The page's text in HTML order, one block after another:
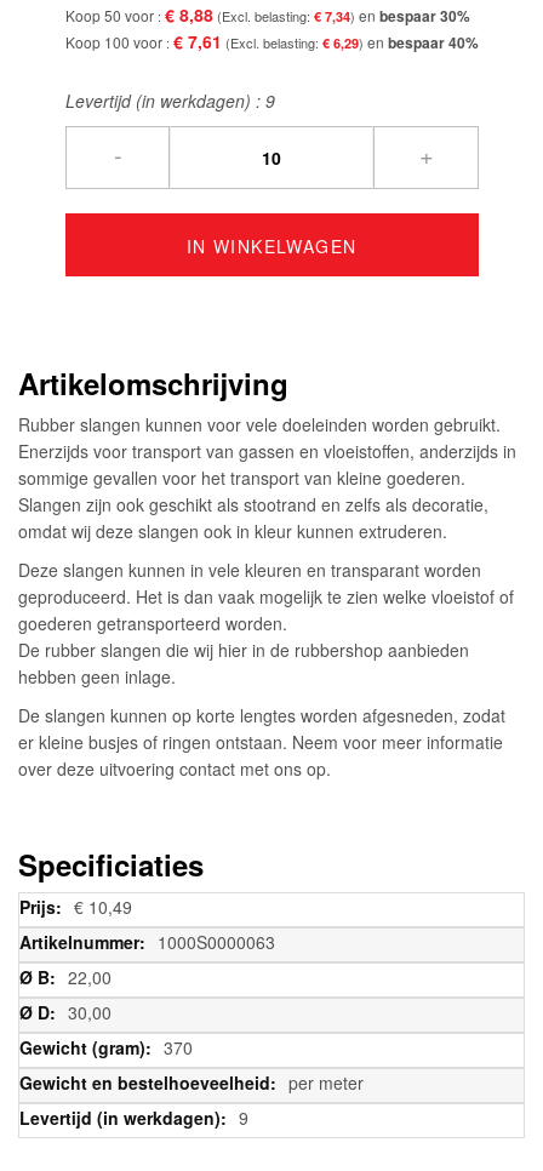
Koop 50 voor € 8,88 € 7,34 en bespaar30%
Koop 100 voor € 7,61 € 6,29 en bespaar40%
Levertijd (in werkdagen) : 9
- +
IN WINKELWAGEN
Artikelomschrijving
Rubber slangen kunnen voor vele doeleinden worden gebruikt.
Enerzijds voor transport van gassen en vloeistoffen, anderzijds in
sommige gevallen voor het transport van kleine goederen.
Slangen zijn ook geschikt als stootrand en zelfs als decoratie,
omdat wij deze slangen ook in kleur kunnen extruderen.
Deze slangen kunnen in vele kleuren en transparant worden
geproduceerd. Het is dan vaak mogelijk te zien welke vloeistof of
goederen getransporteerd worden.
De rubber slangen die wij hier in de rubbershop aanbieden
hebben geen inlage.
De slangen kunnen op korte lengtes worden afgesneden, zodat
er kleine busjes of ringen ontstaan. Neem voor meer informatie
over deze uitvoering contact met ons op.
Specificiaties
Meer
informatie
€ 10,49
1000S0000063
22,00
30,00
370
per meter
9